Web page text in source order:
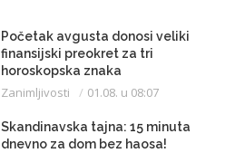
Početak avgusta donosi veliki
finansijski preokret za tri
horoskopska znaka
Zanimljivosti 01.08. u 08:07
Skandinavska tajna: 15 minuta
dnevno za dom bez haosa!